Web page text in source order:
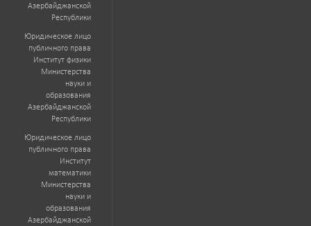
Азербайджанской
Республики
Юридическое лицо
публичного права
Институт физики
Министерства
науки и
образования
Азербайджанской
Республики
Юридическое лицо
публичного права
Институт
математики
Министерства
науки и
образования
Азербайджанской